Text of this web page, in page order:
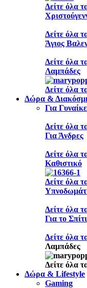
Δείτε όλα
Δείτε όλα
Άγιος
Δείτε όλα
Λαμπάδες
Δείτε όλα
Δώρα &
Για
Δείτε όλα
Για Άνδρες
Δείτε όλα
Καθιστικό
Δείτε όλα
Δείτε όλα
Για το Σπίτι
Δείτε όλα
Λαμπάδες
Δείτε όλα
Δώρα & Lifestyle
Gaming